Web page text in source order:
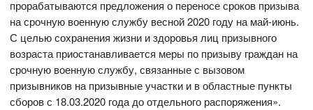
прорабатываются предложения о переносе сроков призыва
на срочную военную службу весной 2020 году на май-июнь.
С целью сохранения жизни и здоровья лиц призывного
возраста приостанавливается меры по призыву граждан на
срочную военную службу, связанные с вызовом
призывников на призывные участки и в областные пункты
сборов с 18.03.2020 года до отдельного распоряжения».